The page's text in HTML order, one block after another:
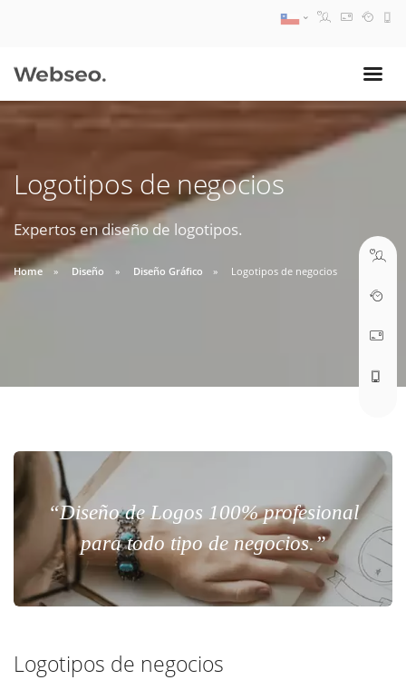
Logotipos de negocios
Expertos en diseño de logotipos.
Home Diseño Diseño Gráfico Logotipos de negocios
“Diseño de Logos 100% profesional
para todo tipo de negocios.”
Logotipos de negocios
09:30 AM A 18:30 PM
soporte@webseo.cl